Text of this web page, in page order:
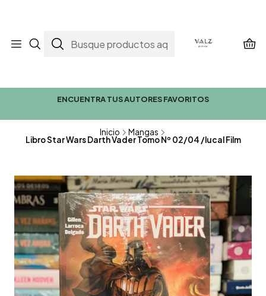
ENCUENTRA TUS AUTORES FAVORITOS
Inicio Mangas
Libro Star Wars Darth Vader Tomo Nº 02/04 /lucal Film